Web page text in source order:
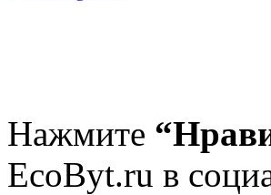
Нажмите
EcoByt.ru в